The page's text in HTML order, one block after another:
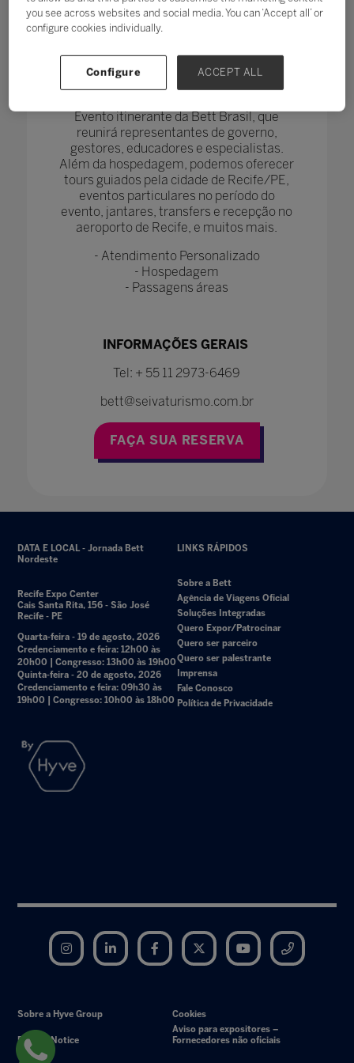
A Seiva Corporate é a agência oficial do
Evento itinerante da Bett Brasil, que
reunirá representantes de governo,
gestores, educadores e especialistas.
Além da hospedagem, podemos oferecer
tours guiados pela cidade de Recife/PE,
eventos particulares no período do
evento, jantares, transfers e recepção no
aeroporto de Recife, e muitos mais.
- Atendimento Personalizado
- Hospedagem
- Passagens áreas
INFORMAÇÕES GERAIS
Tel: + 55 11 2973-6469
bett@seivaturismo.com.br
FAÇA SUA RESERVA
DATA E LOCAL - Jornada Bett
Nordeste
Recife Expo Center
Cais Santa Rita, 156 - São José
Recife - PE
Quarta-feira - 19 de agosto, 2026
Credenciamento e feira: 12h00 às
20h00 | Congresso: 13h00 às 19h00
Quinta-feira - 20 de agosto, 2026
Credenciamento e feira: 09h30 às
19h00 | Congresso: 10h00 às 18h00
LINKS RÁPIDOS
Sobre a Bett
Agência de Viagens Oficial
Soluções Integradas
Quero Expor/Patrocinar
Quero ser parceiro
Quero ser palestrante
Imprensa
Fale Conosco
Política de Privacidade
Instagram LinkedIn Facebook Twitter YouTube
Sobre a Hyve Group Cookies
Privacy Notice
Aviso para expositores –
Fornecedores não oficiais
you see across websites and social media. You can ‘Accept all’ or
configure cookies individually.
Configure ACCEPT ALL